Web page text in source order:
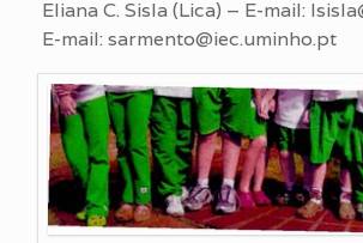
Eliana C. Sisla (Lica) – E-mail:
E-mail: sarmento@iec.uminho.pt